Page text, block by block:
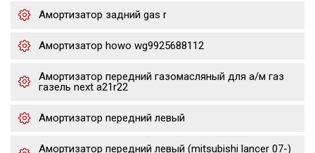
Амортизатор задний gas r
Амортизатор howo wg9925688112
Амортизатор передний газомасляный для а/м газ
газель next a21r22
Амортизатор передний левый
Амортизатор передний левый (mitsubishi lancer 07-)